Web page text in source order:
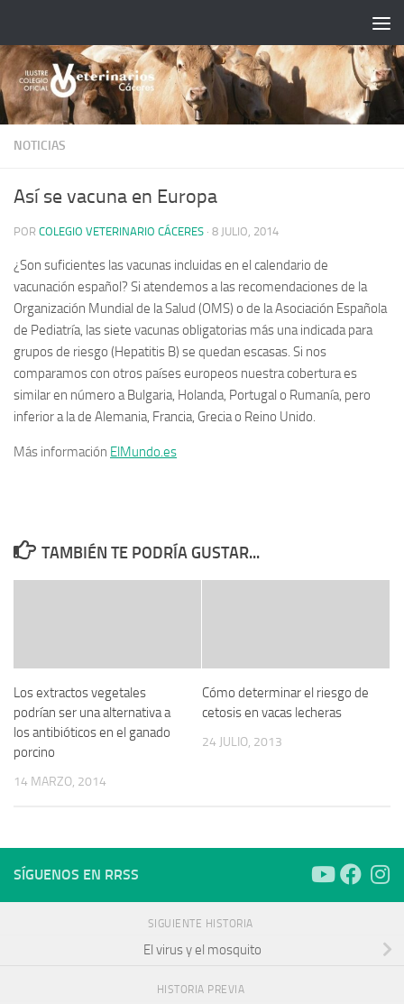
NOTICIAS
Así se vacuna en Europa
POR COLEGIO VETERINARIO CÁCERES · 8 JULIO, 2014
¿Son suficientes las vacunas incluidas en el calendario de
vacunación español? Si atendemos a las recomendaciones de la
Organización Mundial de la Salud (OMS) o de la Asociación Española
de Pediatría, las siete vacunas obligatorias más una indicada para
grupos de riesgo (Hepatitis B) se quedan escasas. Si nos
comparamos con otros países europeos nuestra cobertura es
similar en número a Bulgaria, Holanda, Portugal o Rumanía, pero
inferior a la de Alemania, Francia, Grecia o Reino Unido.
Más información ElMundo.es
TAMBIÉN TE PODRÍA GUSTAR...
Los extractos vegetales
podrían ser una alternativa a
los antibióticos en el ganado
porcino
14 MARZO, 2014
Cómo determinar el riesgo de
cetosis en vacas lecheras
24 JULIO, 2013
SÍGUENOS EN RRSS
SIGUIENTE HISTORIA
El virus y el mosquito
HISTORIA PREVIA